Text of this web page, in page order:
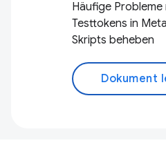
Häufige
Testtokens in
Skripts beheben
Dokument